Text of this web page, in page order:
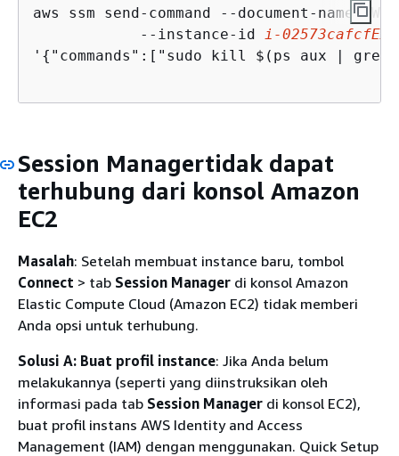
aws ssm send-command --document-name
            --instance-id
i-
' { "commands":["sudo kill $(ps aux |
Session Managertidak dapat
terhubung dari konsol Amazon
EC2
Masalah: Setelah membuat instance baru, tombol
Connect > tab Session Manager di konsol Amazon
Elastic Compute Cloud (Amazon EC2) tidak memberi
Anda opsi untuk terhubung.
Solusi A: Buat profil instance: Jika Anda belum
melakukannya (seperti yang diinstruksikan oleh
informasi pada tab Session Manager di konsol EC2),
buat profil instans AWS Identity and Access
Management (IAM) dengan menggunakan. Quick Setup